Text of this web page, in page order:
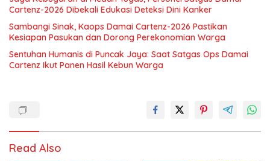
Cartenz-2026 Dibekali Edukasi Deteksi Dini Kanker
Sambangi Sinak, Kaops Damai Cartenz-2026 Pastikan
Kesiapan Pasukan dan Dorong Perekonomian Warga
Sentuhan Humanis di Puncak Jaya: Saat Satgas Ops Damai
Cartenz Ikut Panen Hasil Kebun Warga
Read Also